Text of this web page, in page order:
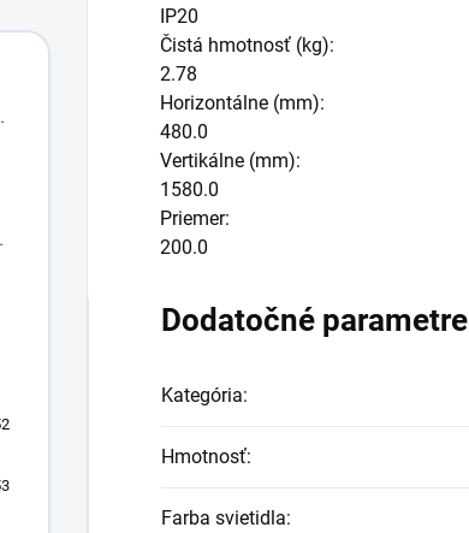
IP20
Čistá hmotnosť (kg):
2.78
Horizontálne (mm):
480.0
Vertikálne (mm):
1580.0
Priemer:
200.0
Dodatočné parametre
Kategória:
Hmotnosť:
Farba svietidla: